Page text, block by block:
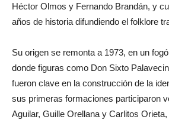
Héctor Olmos y Fernando Brandán, y
años de historia difundiendo el folklore
Su origen se remonta a 1973, en un
donde figuras como Don Sixto
fueron clave en la construcción de la
sus primeras formaciones participaron
Aguilar, Guille Orellana y Carlitos